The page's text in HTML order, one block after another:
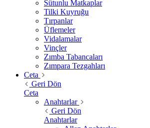
Sütunlu Matkaplar
Tilki Kuyruğu
Tırpanlar
Üflemeler
Vidalamalar
Vinçler
Zımba Tabancaları
Zımpara Tezgahları
Ceta
Geri Dön
Ceta
Anahtarlar
Geri Dön
Anahtarlar